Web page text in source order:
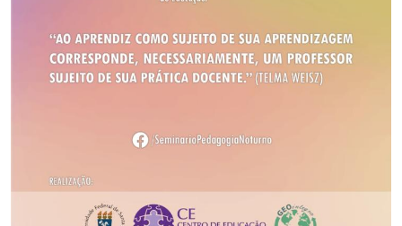
Ministério do Desenvolvimento Regional
Secretaria-Geral